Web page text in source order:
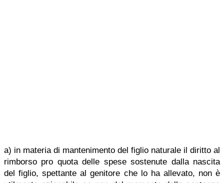
a) in materia di mantenimento del figlio naturale il diritto al
rimborso pro quota delle spese sostenute dalla nascita
del figlio, spettante al genitore che lo ha allevato, non è